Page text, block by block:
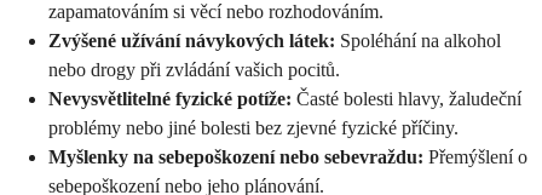
zapamatováním si věcí nebo rozhodováním.
Zvýšené užívání návykových látek: Spoléhání na alkohol
nebo drogy při zvládání vašich pocitů.
Nevysvětlitelné fyzické potíže: Časté bolesti hlavy, žaludeční
problémy nebo jiné bolesti bez zjevné fyzické příčiny.
Myšlenky na sebepoškození nebo sebevraždu: Přemýšlení o
sebepoškození nebo jeho plánování.